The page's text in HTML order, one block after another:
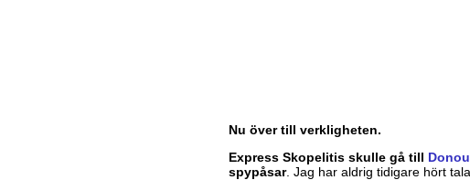
Nu över till verkligheten.
Express Skopelitis skulle gå till
spypåsar. Jag har aldrig tidigare hört